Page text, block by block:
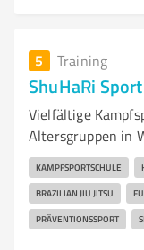
5 Training
ShuHaRi
Vielfältige
Altersgruppen in
KAMPFSPORTSCHULE
BRAZILIAN JIU JITSU
PRÄVENTIONSSPORT